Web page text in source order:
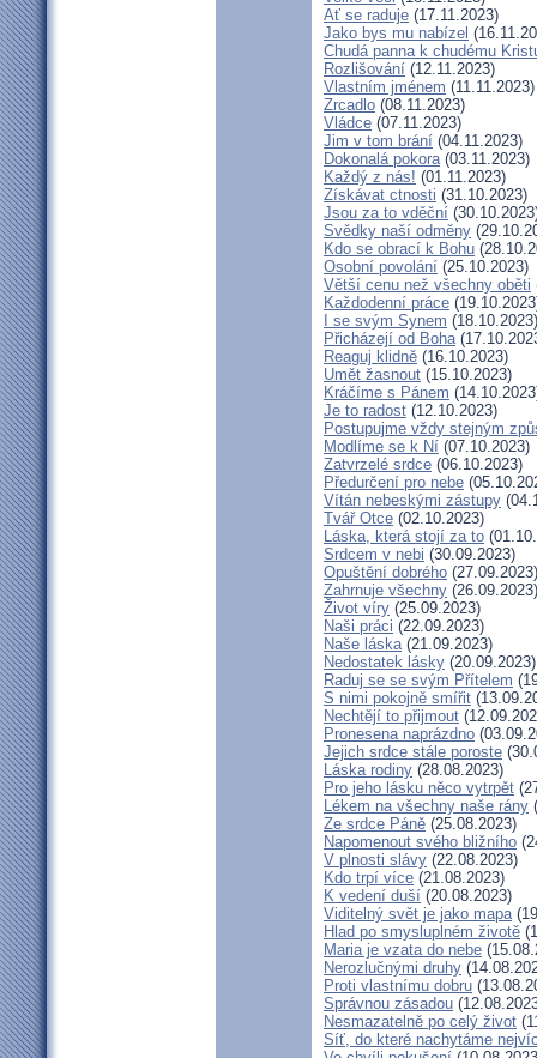
Ať se raduje (17.11.2023)
Jako bys mu nabízel
Chudá panna k chudému
Rozlišování (12.11.2023)
Vlastním jménem (11.11.2023)
Zrcadlo (08.11.2023)
Vládce (07.11.2023)
Jim v tom brání (04.11.2023)
Dokonalá pokora(03.11.2023)
Každý z nás! (01.11.2023)
Získávat ctnosti (31.10.2023)
Jsou za to vděční
Svědky naší odměny
Kdo se obrací k Bohu
Osobní povolání (25.10.2023)
Větší cenu než všechny oběti
Každodenní práce
I se svým Synem (18.10.2023)
Přicházejí od Boha
Reaguj klidně (16.10.2023)
Umět žasnout (15.10.2023)
Kráčíme s Pánem
Je to radost (12.10.2023)
Postupujme vždy stejným
Modlíme se k Ní (07.10.2023)
Zatvrzelé srdce (06.10.2023)
Předurčení pro nebe
Vítán nebeskými zástupy
Tvář Otce (02.10.2023)
Láska, která stojí za to
Srdcem v nebi (30.09.2023)
Opuštění dobrého (27.09.2023)
Zahrnuje všechny (26.09.2023)
Život víry (25.09.2023)
Naši práci (22.09.2023)
Naše láska(21.09.2023)
Nedostatek lásky (20.09.2023)
Raduj se se svým Přítelem
S nimi pokojně smířit
Nechtějí to přijmout
Pronesena naprázdno
Jejich srdce stále poroste
Láska rodiny (28.08.2023)
Pro jeho lásku něco vytrpět
Lékem na všechny naše rány
Ze srdce Páně (25.08.2023)
Napomenout svého bližního
V plnosti slávy (22.08.2023)
Kdo trpí více (21.08.2023)
K vedení duší (20.08.2023)
Viditelný svět je jako mapa
Hlad po smysluplném životě
Maria je vzata do nebe
Nerozlučnými druhy
Proti vlastnímu dobru
Správnou zásadou
Nesmazatelně po celý život
Síť, do které nachytáme